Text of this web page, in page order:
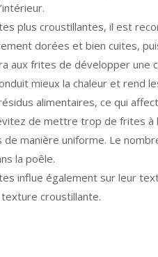
plus croustillantes, il est
dorées et bien cuites,
aux frites de développer une
mieux la chaleur et
alimentaires, ce qui
de mettre trop de frites
manière uniforme. Le
la poêle.
influe également sur leur
croustillante.